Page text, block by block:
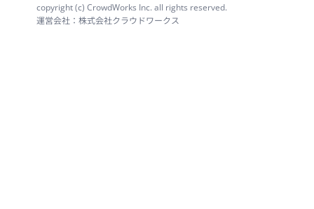
copyright (c) CrowdWorks Inc. all rights reserved.
運営会社：株式会社クラウドワークス